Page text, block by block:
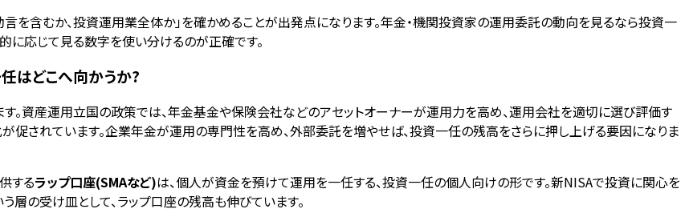
言を含むか、投資運用業全体か」を確かめることが出発点になります。年金・機関投資家の運用委託の動向を見るなら投資一
に応じて見る数字を使い分けるのが正確です。
はどこへ向かうか?
。資産運用立国の政策では、年金基金や保険会社などのアセットオーナーが運用力を高め、運用会社を適切に選び評価す
が促されています。企業年金が運用の専門性を高め、外部委託を増やせば、投資一任の残高をさらに押し上げる要因になりま
するラップ口座(SMAなど)は、個人が資金を預けて運用を一任する、投資一任の個人向けの形です。新NISAで投資に関心を
層の受け皿として、ラップ口座の残高も伸びています。